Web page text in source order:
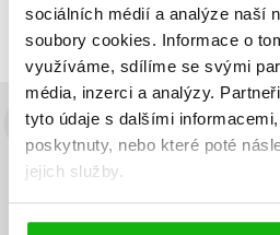
sociálních médií a analýze naší
soubory cookies. Informace o
využíváme, sdílíme se svými
média, inzerci a analýzy.
tyto údaje s dalšími
poskytnuty, nebo které poté
jejich služby.
Budete to vědět jako
Zajímá Vás, jaký knižní hit právě
sleva, jaká běží soutěž o ceny?
mailových novineksouhlasíte se